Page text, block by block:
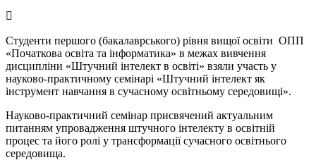
Студенти першого (бакалаврського) рівня вищої освіти ОПП
«Початкова освіта та інформатика» в межах вивчення
дисципліни «Штучний інтелект в освіті» взяли участь у
науково-практичному семінарі «Штучний інтелект як
інструмент навчання в сучасному освітньому середовищі».
Науково-практичний семінар присвячений актуальним
питанням упровадження штучного інтелекту в освітній
процес та його ролі у трансформації сучасного освітнього
середовища.